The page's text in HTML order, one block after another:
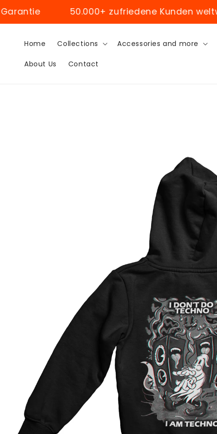
Skip to
content50.000+ zufriedene Kunden weltweit
Home Collections Accessories and more
About Us Contact